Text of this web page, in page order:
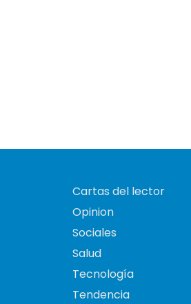
Cartas del lector
Opinion
Sociales
Salud
Tecnología
Tendencia